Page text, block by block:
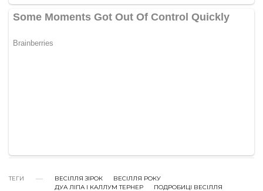
ТЕГИ ВЕСІЛЛЯ ЗІРОК
ВЕСІЛЛЯ РОКУ
ДУА ЛІПА І КАЛЛУМ ТЕРНЕР
ПОДРОБИЦІ ВЕСІЛЛЯ